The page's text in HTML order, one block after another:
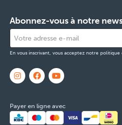
Abonnez-vous à notre
En vous inscrivant, vous acceptez notre
Payer en ligne avec